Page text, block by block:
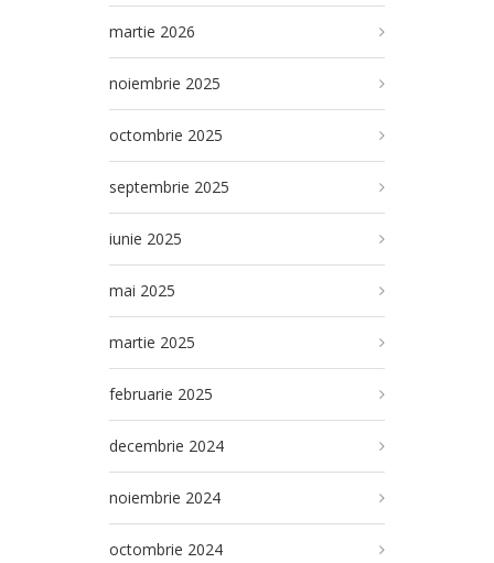
martie 2026
noiembrie 2025
octombrie 2025
septembrie 2025
iunie 2025
mai 2025
martie 2025
februarie 2025
decembrie 2024
noiembrie 2024
octombrie 2024